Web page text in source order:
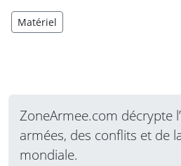
Matériel
ZoneArmee.com décrypte
armées, des conflits et de
mondiale.